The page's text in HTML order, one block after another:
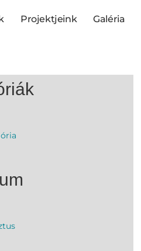
Projektjeink Galéria